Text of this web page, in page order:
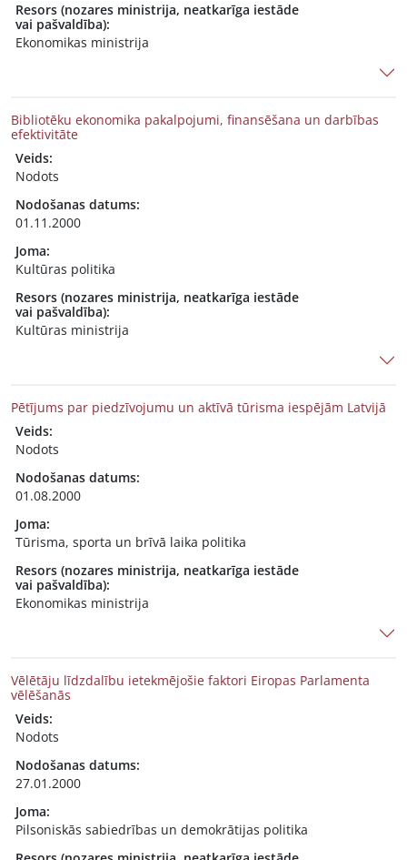
Resors (nozares ministrija, neatkarīga iestāde
vai pašvaldība):
Ekonomikas ministrija
Bibliotēku ekonomika pakalpojumi, finansēšana un darbības
efektivitāte
Veids:
Nodots
Nodošanas datums:
01.11.2000
Joma:
Kultūras politika
Resors (nozares ministrija, neatkarīga iestāde
vai pašvaldība):
Kultūras ministrija
Pētījums par piedzīvojumu un aktīvā tūrisma iespējām Latvijā
Veids:
Nodots
Nodošanas datums:
01.08.2000
Joma:
Tūrisma, sporta un brīvā laika politika
Resors (nozares ministrija, neatkarīga iestāde
vai pašvaldība):
Ekonomikas ministrija
Vēlētāju līdzdalību ietekmējošie faktori Eiropas Parlamenta
vēlēšanās
Veids:
Nodots
Nodošanas datums:
27.01.2000
Joma:
Pilsoniskās sabiedrības un demokrātijas politika